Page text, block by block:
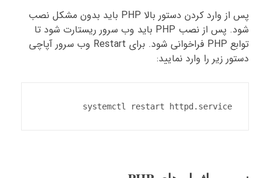
پس از وارد کردن دستور بالا PHP باید بدون مشکل نصب
شود. پس از نصب PHP باید وب سرور ریستارت شود تا
توابع PHP فراخوانی شود. برای Restart وب سرور آپاچی
دستور زیر را وارد نمایید:
systemctl restart httpd.service